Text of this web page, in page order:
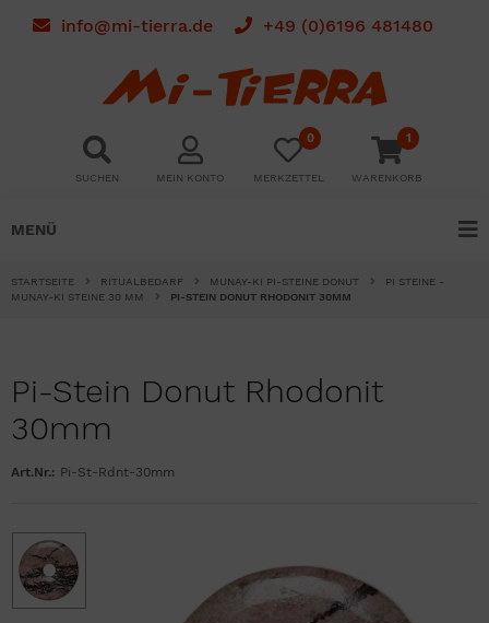
info@mi-tierra.de +49 (0)6196 481480
SUCHEN MEIN KONTO
0
MERKZETTEL
1
WARENKORB
MENÜ
STARTSEITE RITUALBEDARF MUNAY-KI PI-STEINE DONUT
PI STEINE -
MUNAY-KI STEINE 30 MM
PI-STEIN DONUT RHODONIT 30MM
Pi-Stein Donut Rhodonit
30mm
Art.Nr.: Pi-St-Rdnt-30mm